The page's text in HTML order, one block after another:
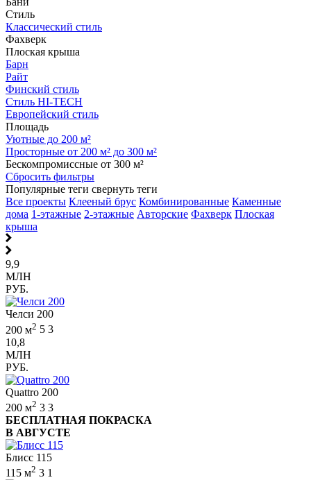
Стиль
Классический стиль
Фахверк
Плоская крыша
Барн
Райт
Финский стиль
Стиль HI-TECH
Европейский стиль
Площадь
Уютные до 200 м²
Просторные от 200 м² до 300 м²
Бескомпромиссные от 300 м²
Сбросить фильтры
Популярные теги свернуть теги
Все проекты Клееный брус Комбинированные Каменные
дома 1-этажные 2-этажные Авторские Фахверк Плоская
крыша
9,9
МЛН
РУБ.
Челси 200
200 м2 5 3
10,8
МЛН
РУБ.
Quattro 200
200 м2 3 3
БЕСПЛАТНАЯ ПОКРАСКА
В АВГУСТЕ
Блисс 115
115 м2 3 1